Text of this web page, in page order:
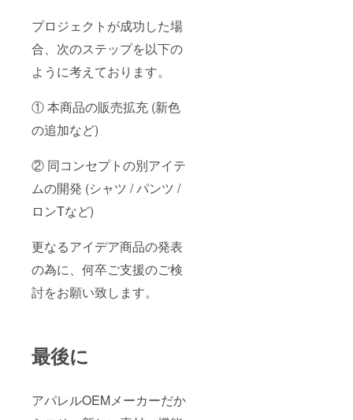
プロジェクトが成功した場
合、次のステップを以下の
ように考えております。
① 本商品の販売拡充 (新色
の追加など)
② 同コンセプトの別アイテ
ムの開発 (シャツ / パンツ /
ロンTなど)
更なるアイデア商品の発表
の為に、何卒ご支援のご検
討をお願い致します。
最後に
アパレルOEMメーカーだか